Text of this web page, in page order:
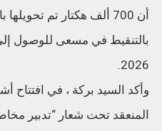
أن 700 ألف هكتار تم
بالتنقيط في مسعى للوصول
2026.
وأكد السيد بركة ، في افتتاح
المنعقد تحت شعار “تدبير